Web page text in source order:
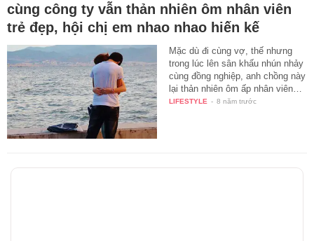
cùng công ty vẫn thản nhiên ôm nhân viên
trẻ đẹp, hội chị em nhao nhao hiến kế
Mặc dù đi cùng vợ, thế nhưng
trong lúc lên sân khấu nhún nhảy
cùng đồng nghiệp, anh chồng này
lại thản nhiên ôm ấp nhân viên…
LIFESTYLE - 8 năm trước